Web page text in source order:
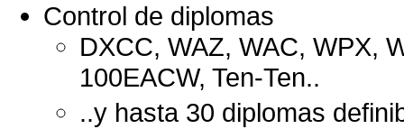
Control de diplomas
DXCC, WAZ, WAC, WPX,
100EACW, Ten-Ten..
..y hasta 30 diplomas